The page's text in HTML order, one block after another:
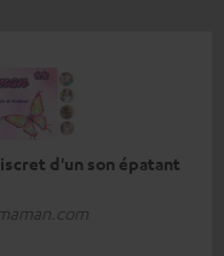
d'un son épatant